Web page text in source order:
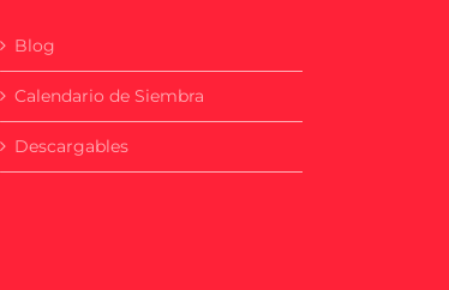
Blog
Calendario de Siembra
Descargables